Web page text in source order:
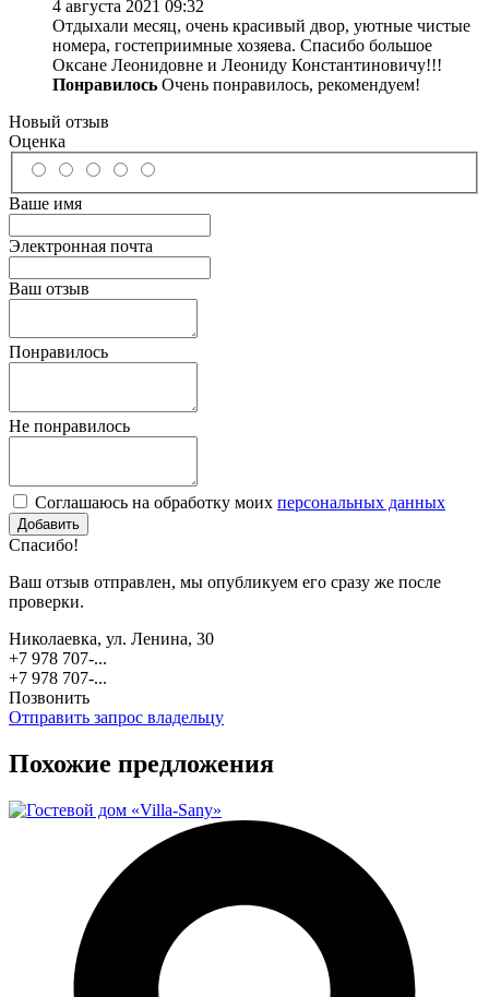
4 августа 2021 09:32
Отдыхали месяц, очень красивый двор, уютные чистые
номера, гостеприимные хозяева. Спасибо большое
Оксане Леонидовне и Леониду Константиновичу!!!
Понравилось Очень понравилось, рекомендуем!
Новый отзыв
Оценка
Ваше имя
Электронная почта
Ваш отзыв
Понравилось
Не понравилось
Соглашаюсь на обработку моих персональных данных
Спасибо!
Ваш отзыв отправлен, мы опубликуем его сразу же после
проверки.
Николаевка, ул. Ленина, 30
+7 978 707-...
+7 978 707-...
Позвонить
Отправить запрос владельцу
Похожие предложения